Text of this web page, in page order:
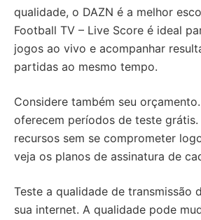
qualidade, o DAZN é a melhor
Football TV – Live Score é ideal
jogos ao vivo e acompanhar
partidas ao mesmo tempo.
Considere também seu
oferecem períodos de teste
recursos sem se comprometer
veja os planos de assinatura de
Teste a qualidade de transmissão
sua internet. A qualidade pode